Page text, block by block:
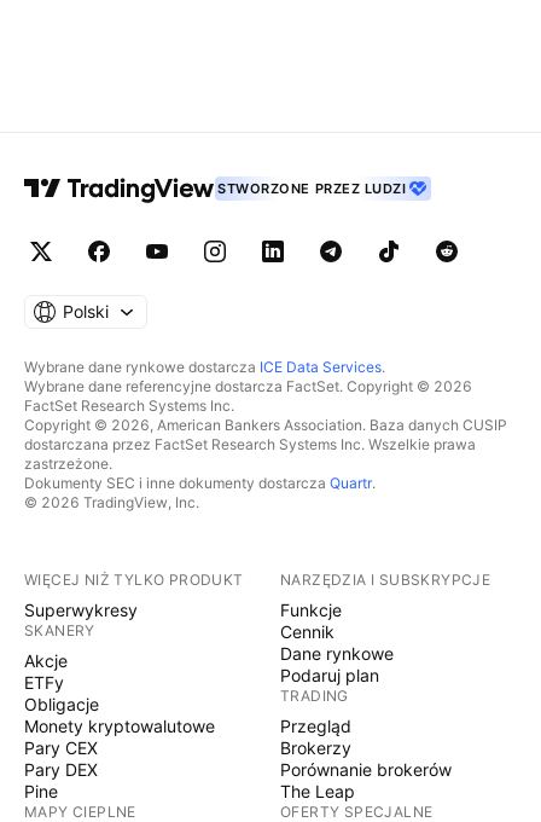
STWORZONE PRZEZ LUDZI
Polski
Wybrane dane rynkowe dostarcza ICE Data Services.
Wybrane dane referencyjne dostarcza FactSet. Copyright © 2026
FactSet Research Systems Inc.
Copyright © 2026, American Bankers Association. Baza danych CUSIP
dostarczana przez FactSet Research Systems Inc. Wszelkie prawa
zastrzeżone.
Dokumenty SEC i inne dokumenty dostarcza Quartr.
© 2026 TradingView, Inc.
WIĘCEJ NIŻ TYLKO PRODUKT
Superwykresy
SKANERY
Akcje
ETFy
Obligacje
Monety kryptowalutowe
Pary CEX
Pary DEX
Pine
MAPY CIEPLNE
NARZĘDZIA I SUBSKRYPCJE
Funkcje
Cennik
Dane rynkowe
Podaruj plan
TRADING
Przegląd
Brokerzy
Porównanie brokerów
The Leap
OFERTY SPECJALNE